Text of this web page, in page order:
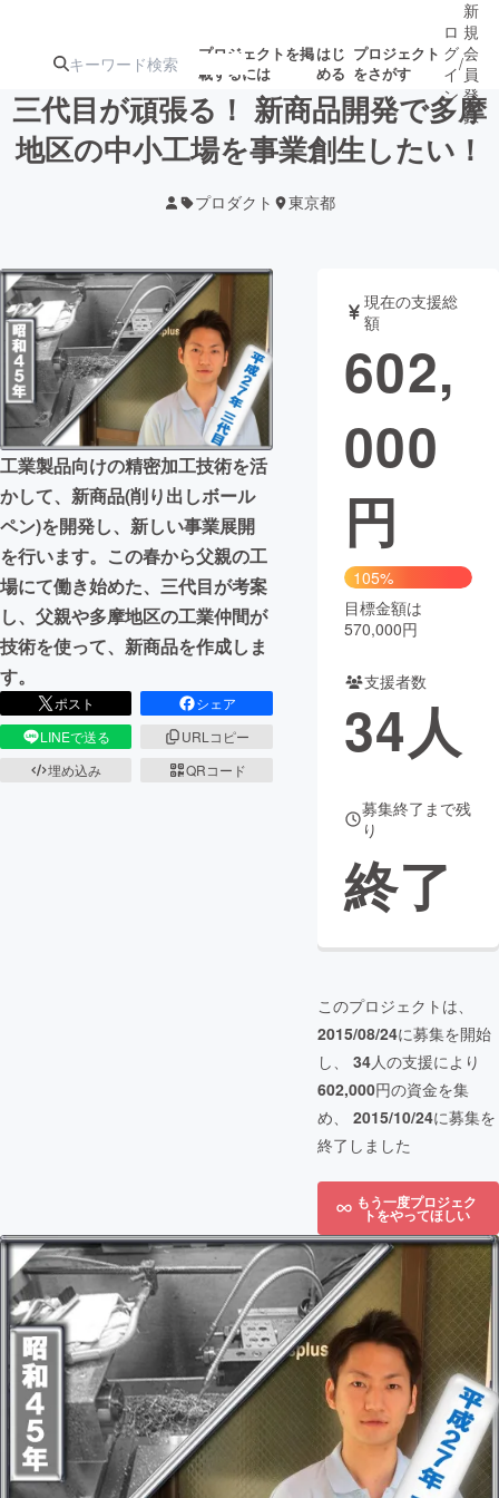
プロジェクトを掲
載するには
はじ
める
プロジェクト
をさがす
注目の新着プロ
ジェクト
募集終了が近いプ
ロジェクト
アート・写真 音楽
テクノロジー・ガジェット ゲーム・サ
映像・映画
ビジネス・起業
まちづくり・地域活性化
CAMPFIRE for Social Good
CAMPFIRE Creation
CAMPFIREふるさと納税machi-ya コミュニティ
ロ
グ
イ
ン
/
新
規
会
員
登
録
三代目が頑張る！ 新商品開発で多摩
地区の中小工場を事業創生したい！
プロダクト 東京都
工業製品向けの精密加工技術を活
かして、新商品(削り出しボール
ペン)を開発し、新しい事業展開
を行います。この春から父親の工
場にて働き始めた、三代目が考案
し、父親や多摩地区の工業仲間が
技術を使って、新商品を作成しま
す。
ポスト
シェア
LINEで送る
URLコピー
埋め込み
QRコード
現在の支援総
額
602,
000
円
105%
目標金額は
570,000円
支援者数
34人
募集終了まで残
り
終了
このプロジェクトは、
2015/08/24に募集を開始
し、 34人の支援により
602,000円の資金を集
め、 2015/10/24に募集を
終了しました
もう一度プロジェク
トをやってほしい